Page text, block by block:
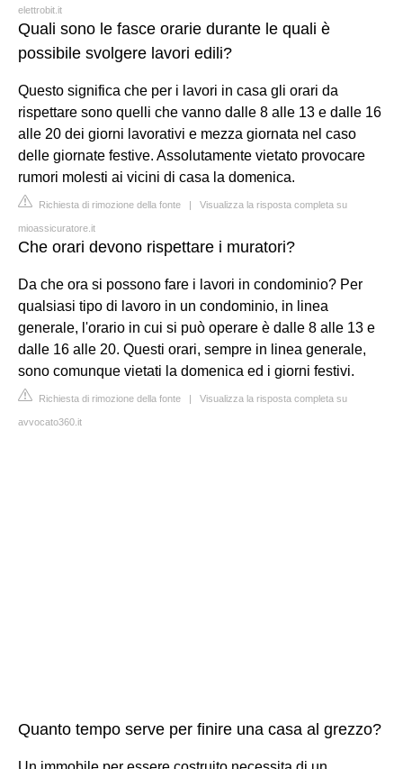
elettrobit.it
Quali sono le fasce orarie durante le quali è
possibile svolgere lavori edili?
Questo significa che per i lavori in casa gli orari da
rispettare sono quelli che vanno dalle 8 alle 13 e dalle 16
alle 20 dei giorni lavorativi e mezza giornata nel caso
delle giornate festive. Assolutamente vietato provocare
rumori molesti ai vicini di casa la domenica.
Richiesta di rimozione della fonte | Visualizza la risposta completa su
mioassicuratore.it
Che orari devono rispettare i muratori?
Da che ora si possono fare i lavori in condominio? Per
qualsiasi tipo di lavoro in un condominio, in linea
generale, l'orario in cui si può operare è dalle 8 alle 13 e
dalle 16 alle 20. Questi orari, sempre in linea generale,
sono comunque vietati la domenica ed i giorni festivi.
Richiesta di rimozione della fonte | Visualizza la risposta completa su
avvocato360.it
Quanto tempo serve per finire una casa al grezzo?